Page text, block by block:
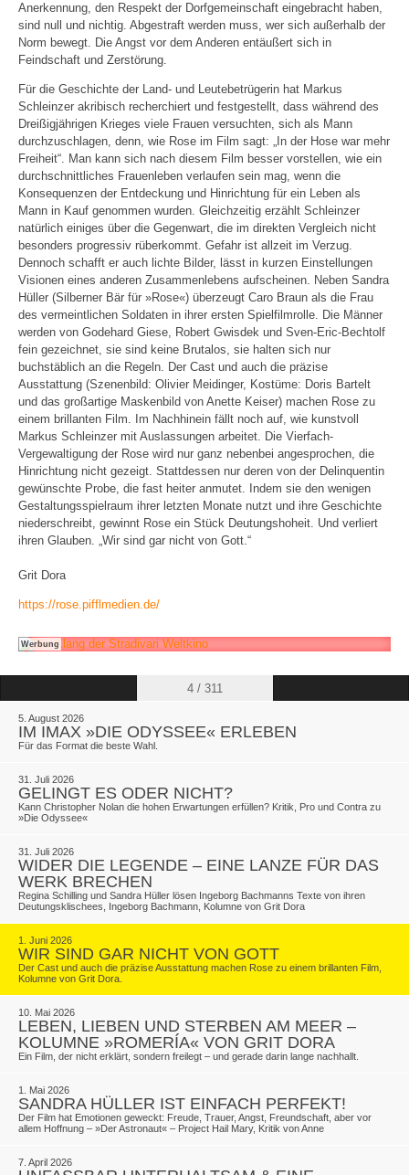
Anerkennung, den Respekt der Dorfgemeinschaft eingebracht haben,
sind null und nichtig. Abgestraft werden muss, wer sich außerhalb der
Norm bewegt. Die Angst vor dem Anderen entäußert sich in
Feindschaft und Zerstörung.
Für die Geschichte der Land- und Leutebetrügerin hat Markus
Schleinzer akribisch recherchiert und festgestellt, dass während des
Dreißigjährigen Krieges viele Frauen versuchten, sich als Mann
durchzuschlagen, denn, wie Rose im Film sagt: „In der Hose war mehr
Freiheit“. Man kann sich nach diesem Film besser vorstellen, wie ein
durchschnittliches Frauenleben verlaufen sein mag, wenn die
Konsequenzen der Entdeckung und Hinrichtung für ein Leben als
Mann in Kauf genommen wurden. Gleichzeitig erzählt Schleinzer
natürlich einiges über die Gegenwart, die im direkten Vergleich nicht
besonders progressiv rüberkommt. Gefahr ist allzeit im Verzug.
Dennoch schafft er auch lichte Bilder, lässt in kurzen Einstellungen
Visionen eines anderen Zusammenlebens aufscheinen. Neben Sandra
Hüller (Silberner Bär für »Rose«) überzeugt Caro Braun als die Frau
des vermeintlichen Soldaten in ihrer ersten Spielfilmrolle. Die Männer
werden von Godehard Giese, Robert Gwisdek und Sven-Eric-Bechtolf
fein gezeichnet, sie sind keine Brutalos, sie halten sich nur
buchstäblich an die Regeln. Der Cast und auch die präzise
Ausstattung (Szenenbild: Olivier Meidinger, Kostüme: Doris Bartelt
und das großartige Maskenbild von Anette Keiser) machen Rose zu
einem brillanten Film. Im Nachhinein fällt noch auf, wie kunstvoll
Markus Schleinzer mit Auslassungen arbeitet. Die Vierfach-
Vergewaltigung der Rose wird nur ganz nebenbei angesprochen, die
Hinrichtung nicht gezeigt. Stattdessen nur deren von der Delinquentin
gewünschte Probe, die fast heiter anmutet. Indem sie den wenigen
Gestaltungsspielraum ihrer letzten Monate nutzt und ihre Geschichte
niederschreibt, gewinnt Rose ein Stück Deutungshoheit. Und verliert
ihren Glauben. „Wir sind gar nicht von Gott.“
Grit Dora
https://rose.pifflmedien.de/
Werbung
4 / 311
5. August 2026
IM IMAX »DIE ODYSSEE« ERLEBEN
Für das Format die beste Wahl.
31. Juli 2026
GELINGT ES ODER NICHT?
Kann Christopher Nolan die hohen Erwartungen erfüllen? Kritik, Pro und Contra zu
»Die Odyssee«
31. Juli 2026
WIDER DIE LEGENDE – EINE LANZE FÜR DAS
WERK BRECHEN
Regina Schilling und Sandra Hüller lösen Ingeborg Bachmanns Texte von ihren
Deutungsklischees, Ingeborg Bachmann, Kolumne von Grit Dora
1. Juni 2026
WIR SIND GAR NICHT VON GOTT
Der Cast und auch die präzise Ausstattung machen Rose zu einem brillanten Film,
Kolumne von Grit Dora.
10. Mai 2026
LEBEN, LIEBEN UND STERBEN AM MEER –
KOLUMNE »ROMERÍA« VON GRIT DORA
Ein Film, der nicht erklärt, sondern freilegt – und gerade darin lange nachhallt.
1. Mai 2026
SANDRA HÜLLER IST EINFACH PERFEKT!
Der Film hat Emotionen geweckt: Freude, Trauer, Angst, Freundschaft, aber vor
allem Hoffnung – »Der Astronaut« – Project Hail Mary, Kritik von Anne
7. April 2026